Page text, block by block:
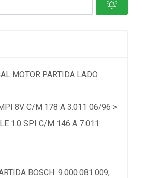
MOTOR PARTIDA LADO
8V C/M 178 A 3.011 06/96 >
1.0 SPI C/M 146 A 7.011
BOSCH: 9.000.081.009,